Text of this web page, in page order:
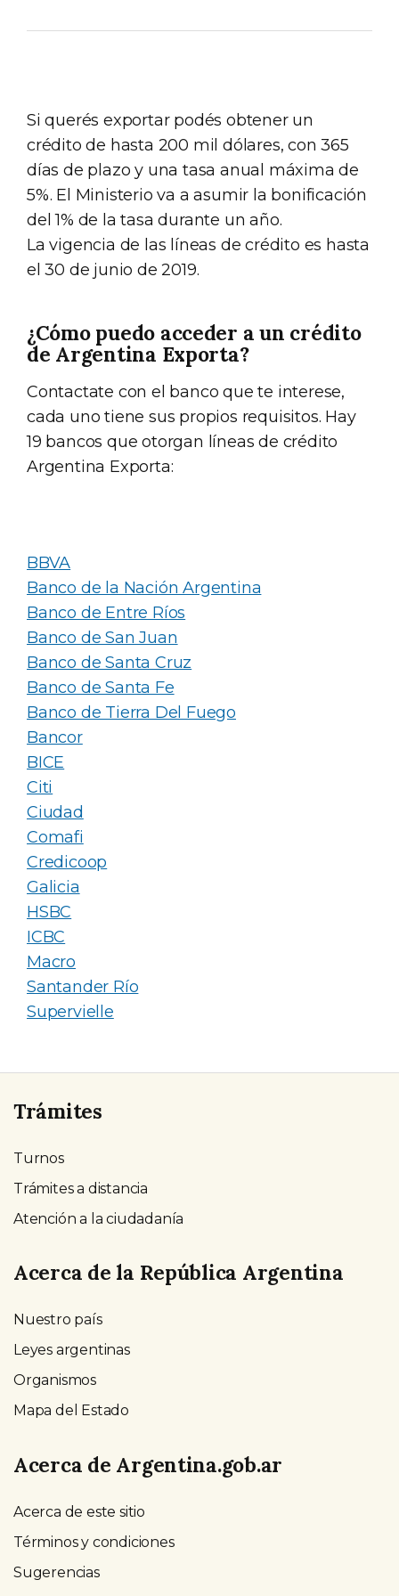
Si querés exportar podés obtener un
crédito de hasta 200 mil dólares, con 365
días de plazo y una tasa anual máxima de
5%. El Ministerio va a asumir la bonificación
del 1% de la tasa durante un año.
La vigencia de las líneas de crédito es hasta
el 30 de junio de 2019.
¿Cómo puedo acceder a un crédito
de Argentina Exporta?
Contactate con el banco que te interese,
cada uno tiene sus propios requisitos. Hay
19 bancos que otorgan líneas de crédito
Argentina Exporta:
BBVA
Banco de la Nación Argentina
Banco de Entre Ríos
Banco de San Juan
Banco de Santa Cruz
Banco de Santa Fe
Banco de Tierra Del Fuego
Bancor
BICE
Citi
Ciudad
Comafi
Credicoop
Galicia
HSBC
ICBC
Macro
Santander Río
Supervielle
Trámites
Turnos
Trámites a distancia
Atención a la ciudadanía
Acerca de la República Argentina
Nuestro país
Leyes argentinas
Organismos
Mapa del Estado
Acerca de Argentina.gob.ar
Acerca de este sitio
Términos y condiciones
Sugerencias